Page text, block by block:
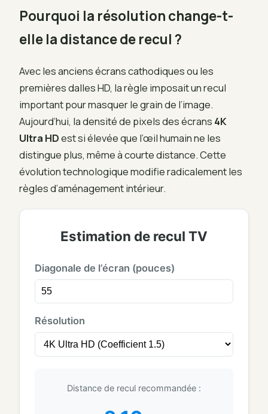
Pourquoi la résolution change-t-
elle la distance de recul ?
Avec les anciens écrans cathodiques ou les
premières dalles HD, la règle imposait un recul
important pour masquer le grain de l’image.
Aujourd’hui, la densité de pixels des écrans 4K
Ultra HDest si élevée que l’œil humain ne les
distingue plus, même à courte distance. Cette
évolution technologique modifie radicalement les
règles d’aménagement intérieur.
Estimation de recul TV
Diagonale de l’écran (pouces)
Résolution
Distance de recul recommandée :